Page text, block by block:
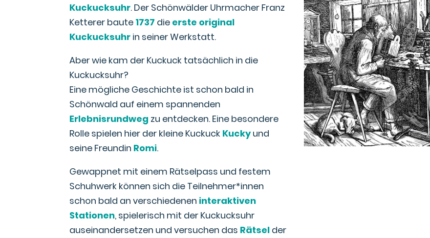
Kuckucksuhr. Der Schönwälder Uhrmacher Franz
Ketterer baute 1737 die erste original
Kuckucksuhr in seiner Werkstatt.
Aber wie kam der Kuckuck tatsächlich in die
Kuckucksuhr?
Eine mögliche Geschichte ist schon bald in
Schönwald auf einem spannenden
Erlebnisrundweg zu entdecken. Eine besondere
Rolle spielen hier der kleine Kuckuck Kuckyund
seine Freundin Romi.
Gewappnet mit einem Rätselpass und festem
Schuhwerk können sich die Teilnehmer*innen
schon bald an verschiedenen interaktiven
Stationen, spielerisch mit der Kuckucksuhr
auseinandersetzen und versuchen das Rätsel der